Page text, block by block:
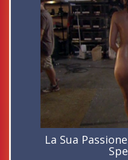
La Sua